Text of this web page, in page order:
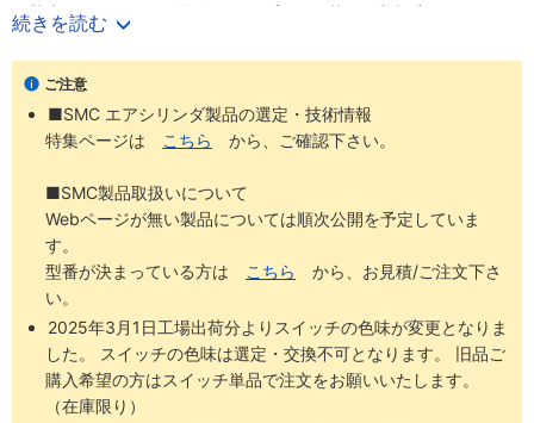
・基本形にトラニオン取付用タップなし形状を追加設定
・ロッド先端金具、揺動受け金具付の品番を設定した（シリンダと
金具を別々に手配する手間が省ける）
続きを読む
ご注意
■SMC エアシリンダ製品の選定・技術情報
特集ページは
こちら から、ご確認下さい。
■SMC製品取扱いについて
Webページが無い製品については順次公開を予定していま
す。
型番が決まっている方は
こちら
から、お見積/ご注文下さ
い。
2025年3月1日工場出荷分よりスイッチの色味が変更となりま
した。 スイッチの色味は選定・交換不可となります。 旧品ご
購入希望の方はスイッチ単品で注文をお願いいたします。
（在庫限り）